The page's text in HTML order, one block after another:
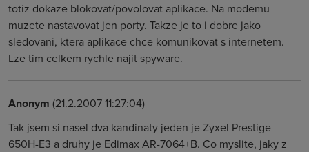
totiz dokaze blokovat/povolovat aplikace. Na modemu
muzete nastavovat jen porty. Takze je to i dobre jako
sledovani, ktera aplikace chce komunikovat s internetem.
Lze tim celkem rychle najit spyware.
Anonym (21.2.2007 11:27:04)
Tak jsem si nasel dva kandinaty jeden je Zyxel Prestige
650H-E3 a druhy je Edimax AR-7064+B. Co myslite, jaky z